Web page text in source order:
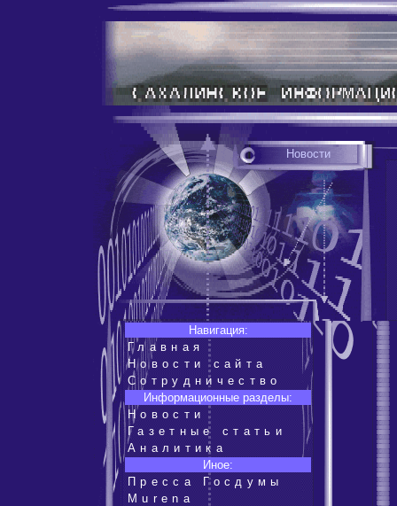
Новости
Навигация:
Главная
Новости сайта
Сотрудничество
Информационные разделы:
Новости
Газетные статьи
Аналитика
Иное:
Пресса Госдумы
Murena